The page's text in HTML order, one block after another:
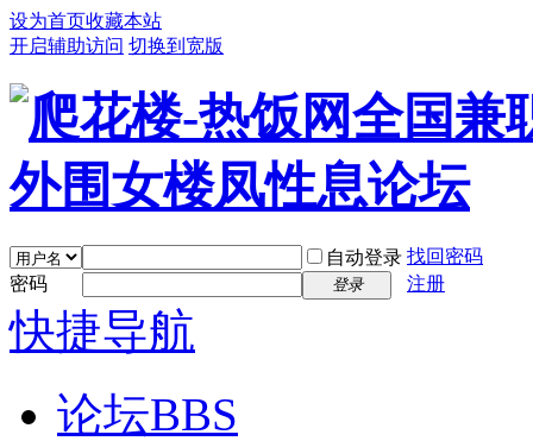
设为首页收藏本站
开启辅助访问 切换到宽版
自动登录 找回密码
密码
登录 注册
快捷导航
论坛BBS